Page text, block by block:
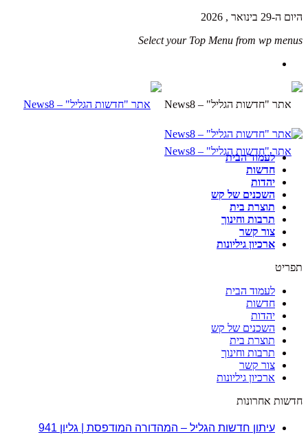
היום ה-29 בינואר , 2026
Select your Top Menu from wp menus
לעמוד הבית
חדשות
יהדות
השכנים של קש
תוצרת בית
תרבות וחינוך
צור קשר
ארכיון גיליונות
תפריט
לעמוד הבית
חדשות
יהדות
השכנים של קש
תוצרת בית
תרבות וחינוך
צור קשר
ארכיון גיליונות
חדשות אחרונות
עיתון חדשות הגליל – המהדורה המודפסת | גליון 941